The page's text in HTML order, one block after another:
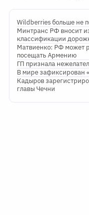
Wildberries больше не
Минтранс РФ вносит
классификации
Матвиенко: РФ может
посещать Армению
ГП признала
В мире зафиксирован
Кадыров
главы Чечни